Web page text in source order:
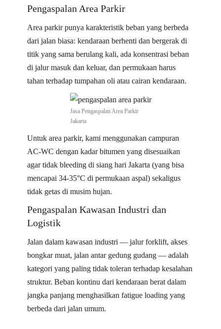
Pengaspalan Area Parkir
Area parkir punya karakteristik beban yang berbeda
dari jalan biasa: kendaraan berhenti dan bergerak di
titik yang sama berulang kali, ada konsentrasi beban
di jalur masuk dan keluar, dan permukaan harus
tahan terhadap tumpahan oli atau cairan kendaraan.
Jasa Pengaspalan Area Parkir
Jakarta
Untuk area parkir, kami menggunakan campuran
AC-WC dengan kadar bitumen yang disesuaikan
agar tidak bleeding di siang hari Jakarta (yang bisa
mencapai 34-35°C di permukaan aspal) sekaligus
tidak getas di musim hujan.
Pengaspalan Kawasan Industri dan
Logistik
Jalan dalam kawasan industri — jalur forklift, akses
bongkar muat, jalan antar gedung gudang — adalah
kategori yang paling tidak toleran terhadap kesalahan
struktur. Beban kontinu dari kendaraan berat dalam
jangka panjang menghasilkan fatigue loading yang
berbeda dari jalan umum.